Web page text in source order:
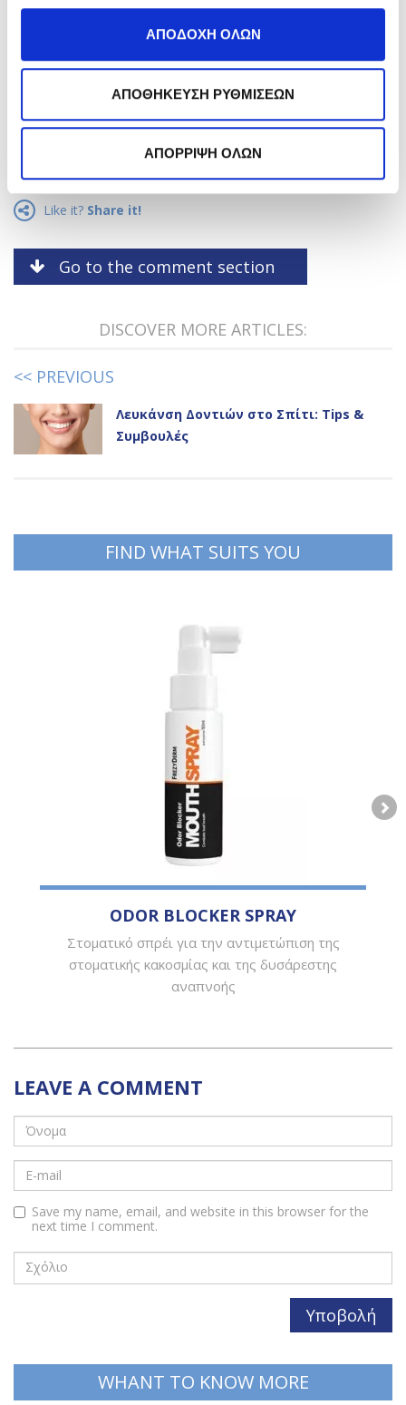
ΑΠΟΔΟΧΗ ΟΛΩΝ
ΑΠΟΘΗΚΕΥΣΗ ΡΥΘΜΙΣΕΩΝ
ΑΠΟΡΡΙΨΗ ΟΛΩΝ
Εγγραφή
Like it? Share it!
Go to the comment section
DISCOVER MORE ARTICLES:
<< PREVIOUS
Λευκάνση Δοντιών στο Σπίτι: Tips &
Συμβουλές
FIND WHAT SUITS YOU
ODOR BLOCKER SPRAY
Στοματικό σπρέι για την αντιμετώπιση της
στοματικής κακοσμίας και της δυσάρεστης
αναπνοής
LEAVE A COMMENT
Save my name, email, and website in this browser for the
next time I comment.
WHANT TO KNOW MORE